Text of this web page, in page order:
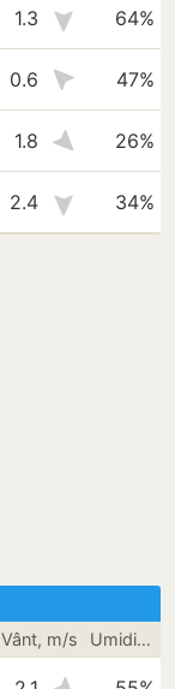
1.3 64%
0.6 47%
1.8 26%
2.4 34%
Vânt, m/s Umiditate